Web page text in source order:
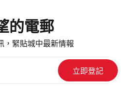
的電郵
，緊貼城中最新情報